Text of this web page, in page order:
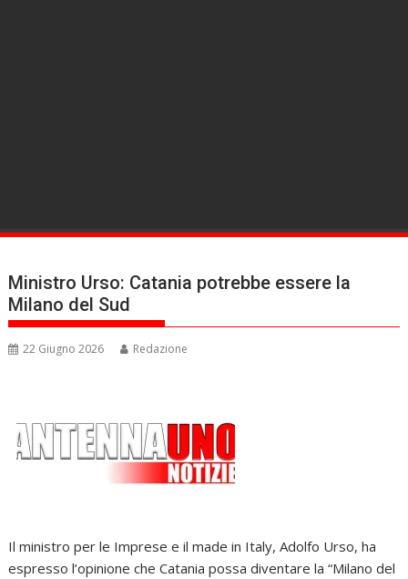
Ministro Urso: Catania potrebbe essere la
Milano del Sud
22 Giugno 2026 Redazione
Il ministro per le Imprese e il made in Italy, Adolfo Urso, ha
espresso l’opinione che Catania possa diventare la “Milano del